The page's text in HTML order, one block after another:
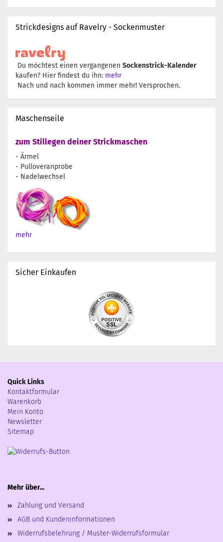
Strickdesigns auf Ravelry - Sockenmuster
Du möchtest einen vergangenen Sockenstrick-Kalender
kaufen? Hier findest du ihn: mehr
Nach und nach kommen immer mehr! Versprochen.
Maschenseile
zum Stillegen deiner Strickmaschen
- Ärmel
- Pulloveranprobe
- Nadelwechsel
mehr
Sicher Einkaufen
Quick Links
Kontaktformular
Warenkorb
Mein Konto
Newsletter
Sitemap
Mehr über...
Zahlung und Versand
AGB und Kundeninformationen
Widerrufsbelehrung / Muster-Widerrufsformular